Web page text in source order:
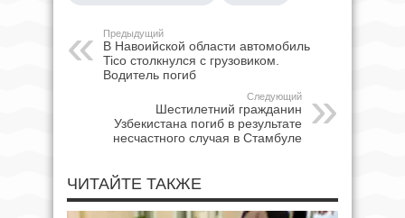
Предыдущий
В Навоийской области автомобиль
Tico столкнулся с грузовиком.
Водитель погиб
Следующий
Шестилетний гражданин
Узбекистана погиб в результате
несчастного случая в Стамбуле
ЧИТАЙТЕ ТАКЖЕ